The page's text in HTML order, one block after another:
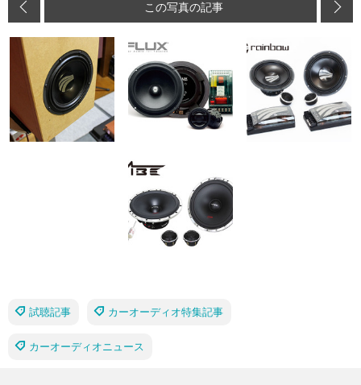
この写真の記事
試聴記事 カーオーディオ特集記事
カーオーディオニュース